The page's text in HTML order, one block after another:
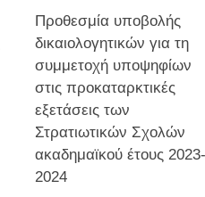
Προθεσμία υποβολής
δικαιολογητικών για τη
συμμετοχή υποψηφίων
στις προκαταρκτικές
εξετάσεις των
Στρατιωτικών Σχολών
ακαδημαϊκού έτους 2023-
2024